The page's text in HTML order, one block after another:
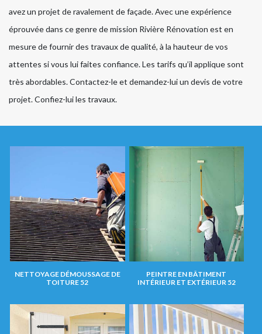
avez un projet de ravalement de façade. Avec une expérience
éprouvée dans ce genre de mission Rivière Rénovation est en
mesure de fournir des travaux de qualité, à la hauteur de vos
attentes si vous lui faites confiance. Les tarifs qu’il applique sont
très abordables. Contactez-le et demandez-lui un devis de votre
projet. Confiez-lui les travaux.
NETTOYAGE DÉMOUSSAGE DE
TOITURE 52
PEINTRE EN BÂTIMENT
INTÉRIEUR ET EXTÉRIEUR 52